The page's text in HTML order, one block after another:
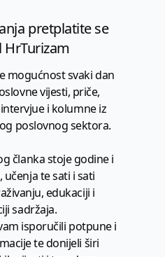
pretplatite se
HrTurizam
mogućnost svaki dan
vijesti, priče,
i kolumne iz
poslovnog sektora.
članka stoje godine i
te sati i sati
edukaciji i
sadržaja.
isporučili potpune i
te donijeli širi